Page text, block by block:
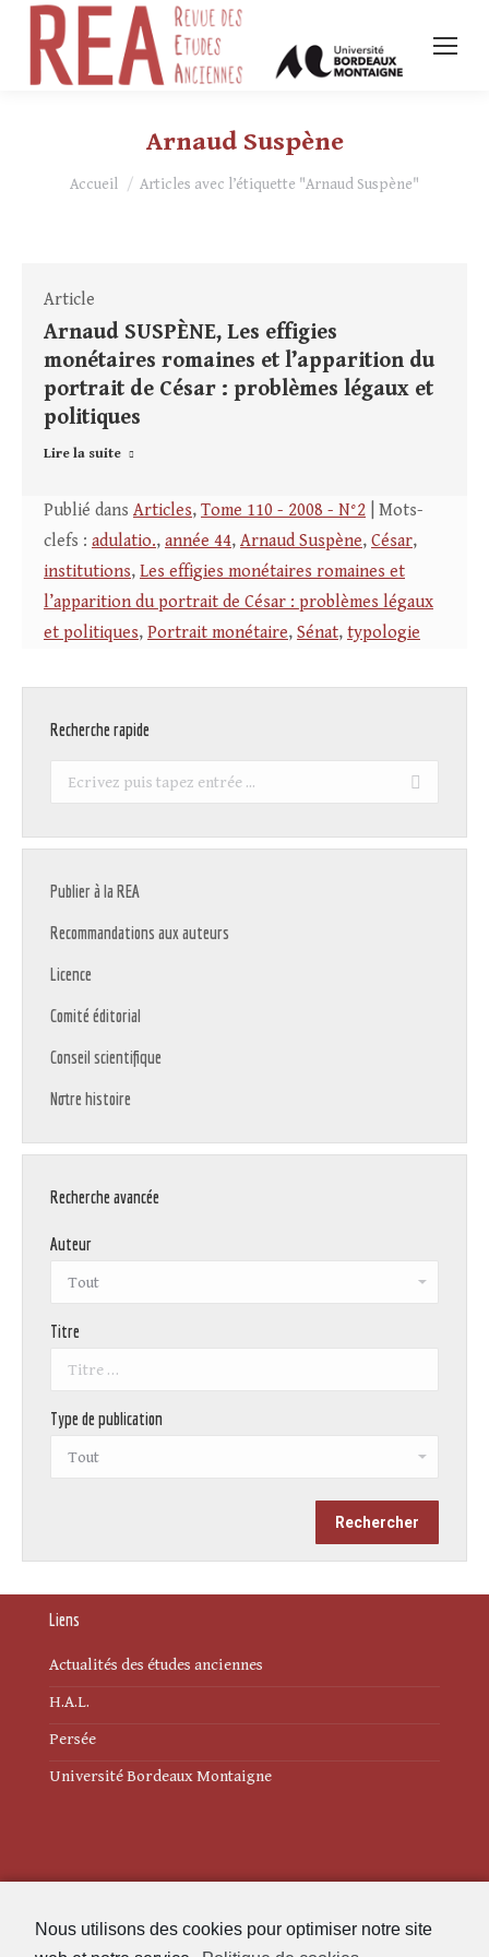
Nous utilisons des cookies pour optimiser notre site
Arnaud Suspène
Vous êtes ici :
Accueil Articles avec l’étiquette "Arnaud Suspène"
Article
Arnaud SUSPÈNE, Les effigies
monétaires romaines et l’apparition du
portrait de César : problèmes légaux et
politiques
Lire la suite
Publié dans Articles, Tome 110 - 2008 - N°2 | Mots-
clefs : adulatio., année 44, Arnaud Suspène, César,
institutions, Les effigies monétaires romaines et
l’apparition du portrait de César : problèmes légaux
et politiques, Portrait monétaire, Sénat, typologie
Recherche rapide
Recherche
Publier à la REA
Recommandations aux auteurs
Licence
Comité éditorial
Conseil scientifique
Notre histoire
Recherche avancée
Auteur
Titre
Type de publication
Liens
Actualités des études anciennes
H.A.L.
Persée
Université Bordeaux Montaigne
Politique de cookies (UE)